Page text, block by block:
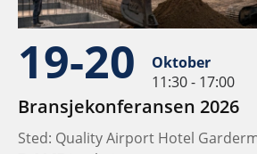
19-20
Oktober
11:30 - 17:00
Bransjekonferansen 2026
Sted: Quality Airport Hotel